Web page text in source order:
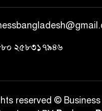
২৫৮৩১৭৯৪৬
reserved ©